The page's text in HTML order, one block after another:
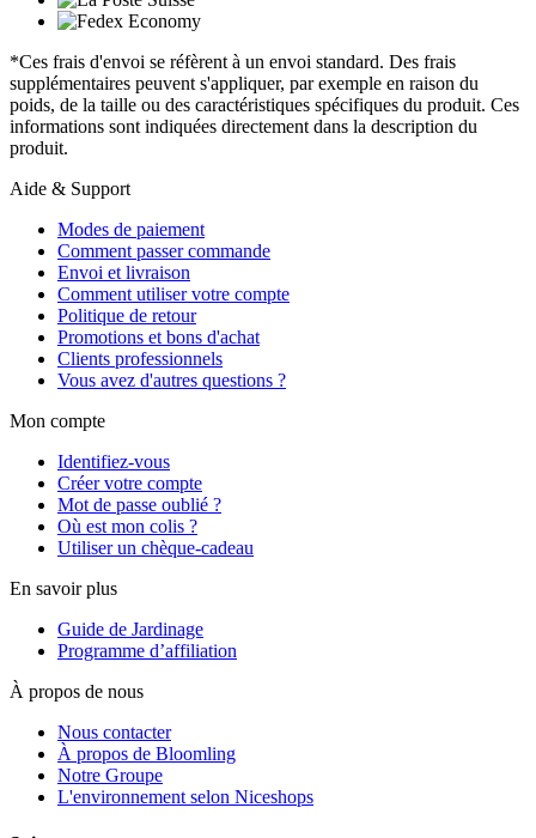
*Ces frais d'envoi se réfèrent à un envoi standard. Des frais
supplémentaires peuvent s'appliquer, par exemple en raison du
poids, de la taille ou des caractéristiques spécifiques du produit. Ces
informations sont indiquées directement dans la description du
produit.
Aide & Support
Modes de paiement
Comment passer commande
Envoi et livraison
Comment utiliser votre compte
Politique de retour
Promotions et bons d'achat
Clients professionnels
Vous avez d'autres questions ?
Mon compte
Identifiez-vous
Créer votre compte
Mot de passe oublié ?
Où est mon colis ?
Utiliser un chèque-cadeau
En savoir plus
Guide de Jardinage
Programme d’affiliation
À propos de nous
Nous contacter
À propos de Bloomling
Notre Groupe
L'environnement selon Niceshops